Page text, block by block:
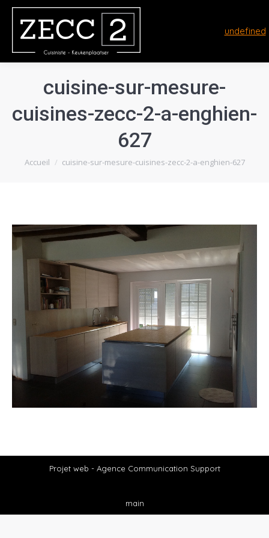
undefined
cuisine-sur-mesure-
cuisines-zecc-2-a-enghien-
627
Vous êtes ici :
Accueil cuisine-sur-mesure-cuisines-zecc-2-a-enghien-627
Projet web - Agence Communication Support
main